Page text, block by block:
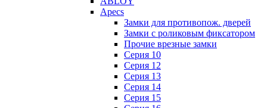
Apecs
Замки для противопож. дверей
Замки с роликовым фиксатором
Прочие врезные замки
Серия 10
Серия 12
Серия 13
Серия 14
Серия 15